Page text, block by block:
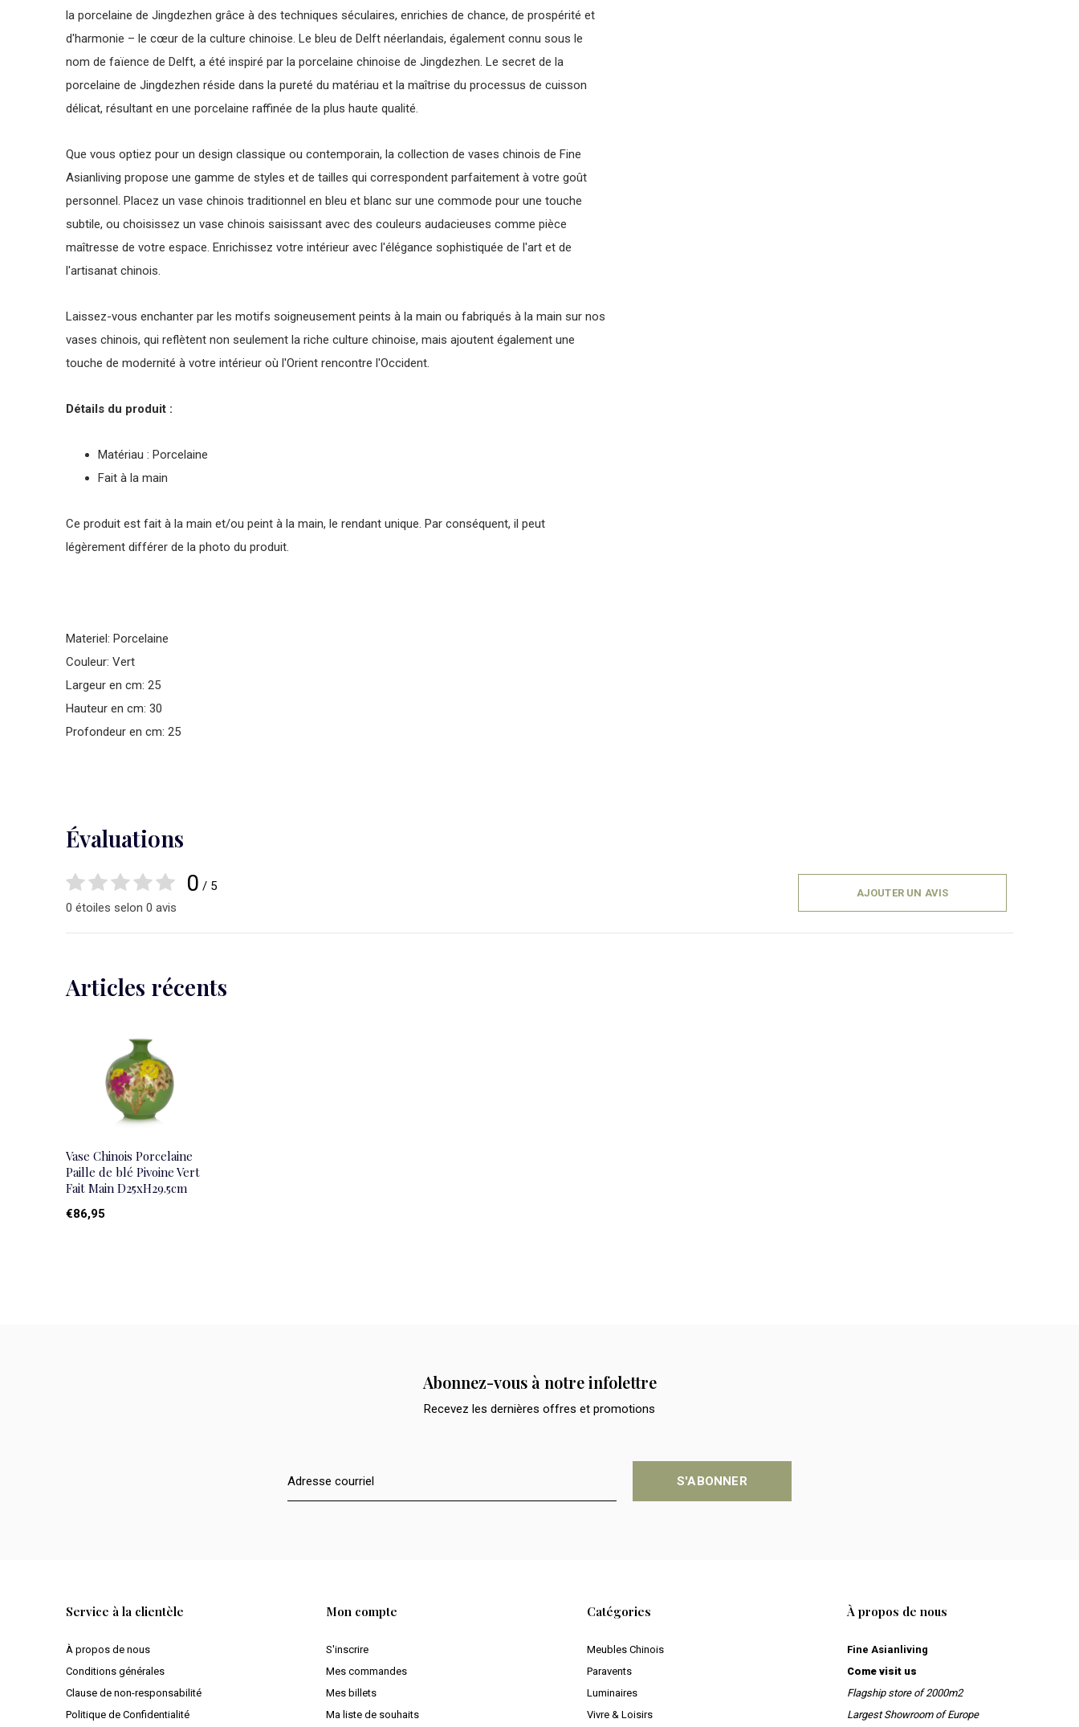
la porcelaine de Jingdezhen grâce à des techniques séculaires, enrichies de chance, de prospérité et
d'harmonie – le cœur de la culture chinoise. Le bleu de Delft néerlandais, également connu sous le
nom de faïence de Delft, a été inspiré par la porcelaine chinoise de Jingdezhen. Le secret de la
porcelaine de Jingdezhen réside dans la pureté du matériau et la maîtrise du processus de cuisson
délicat, résultant en une porcelaine raffinée de la plus haute qualité.
Que vous optiez pour un design classique ou contemporain, la collection de vases chinois de Fine
Asianliving propose une gamme de styles et de tailles qui correspondent parfaitement à votre goût
personnel. Placez un vase chinois traditionnel en bleu et blanc sur une commode pour une touche
subtile, ou choisissez un vase chinois saisissant avec des couleurs audacieuses comme pièce
maîtresse de votre espace. Enrichissez votre intérieur avec l'élégance sophistiquée de l'art et de
l'artisanat chinois.
Laissez-vous enchanter par les motifs soigneusement peints à la main ou fabriqués à la main sur nos
vases chinois, qui reflètent non seulement la riche culture chinoise, mais ajoutent également une
touche de modernité à votre intérieur où l'Orient rencontre l'Occident.
Détails du produit :
Matériau : Porcelaine
Fait à la main
Ce produit est fait à la main et/ou peint à la main, le rendant unique. Par conséquent, il peut
légèrement différer de la photo du produit.
Materiel: Porcelaine
Couleur: Vert
Largeur en cm: 25
Hauteur en cm: 30
Profondeur en cm: 25
Évaluations
0 / 5
0 étoiles selon 0 avis
AJOUTER UN AVIS
Articles récents
Vase Chinois Porcelaine
Paille de blé Pivoine Vert
Fait Main D25xH29.5cm
€86,95
Abonnez-vous à notre infolettre
Recevez les dernières offres et promotions
S'ABONNER
Service à la clientèle
À propos de nous
Conditions générales
Clause de non-responsabilité
Politique de Confidentialité
Mon compte
S'inscrire
Mes commandes
Mes billets
Ma liste de souhaits
Catégories
Meubles Chinois
Paravents
Luminaires
Vivre & Loisirs
À propos de nous
Fine Asianliving
Come visit us
Flagship store of 2000m2
Largest Showroom of Europe